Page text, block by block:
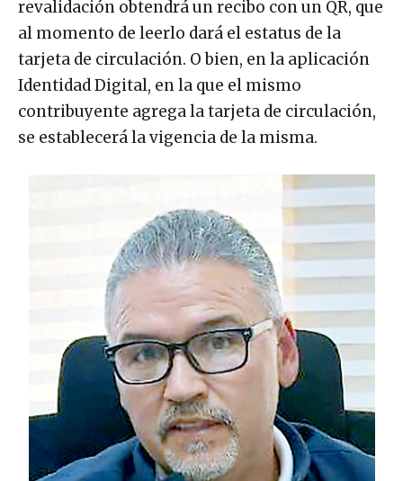
revalidación obtendrá un recibo con un QR, que
al momento de leerlo dará el estatus de la
tarjeta de circulación. O bien, en la aplicación
Identidad Digital, en la que el mismo
contribuyente agrega la tarjeta de circulación,
se establecerá la vigencia de la misma.